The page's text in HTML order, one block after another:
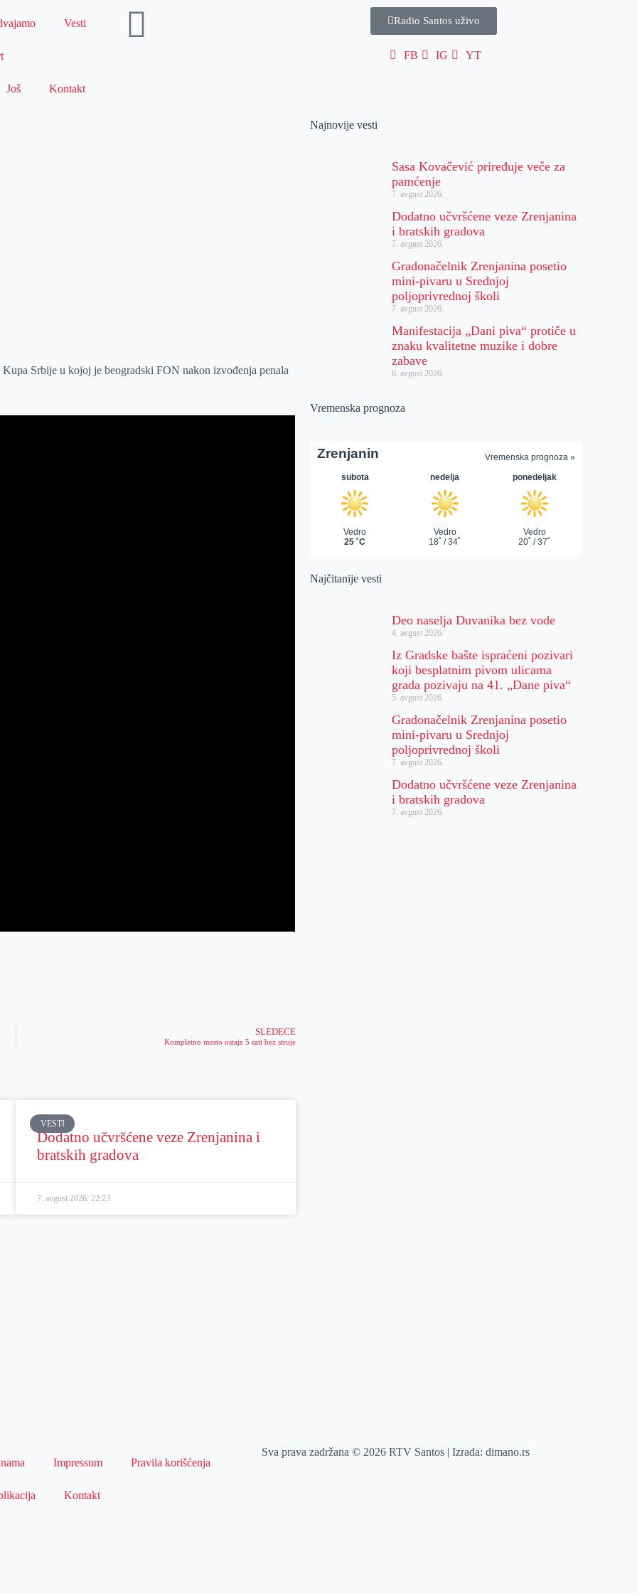
Vesti
Još Kontakt
Radio Santos uživo
FB IG YT
Srbije u kojoj je beogradski FON nakon izvođenja penala
SLEDEĆE
Kompletno mesto ostaje 5 sati bez struje
VESTI
Dodatno učvršćene veze Zrenjanina i
bratskih gradova
7. avgust 2026. 22:23
Najnovije vesti
Sasa Kovačević priređuje veče za
pamćenje
7. avgust 2026.
Dodatno učvršćene veze Zrenjanina
i bratskih gradova
7. avgust 2026.
Gradonačelnik Zrenjanina posetio
mini-pivaru u Srednjoj
poljoprivrednoj školi
7. avgust 2026.
Manifestacija „Dani piva“ protiče u
znaku kvalitetne muzike i dobre
zabave
6. avgust 2026.
Vremenska prognoza
Najčitanije vesti
Deo naselja Duvanika bez vode
4. avgust 2026.
Iz Gradske bašte ispraćeni pozivari
koji besplatnim pivom ulicama
grada pozivaju na 41. „Dane piva“
5. avgust 2026.
Gradonačelnik Zrenjanina posetio
mini-pivaru u Srednjoj
poljoprivrednoj školi
7. avgust 2026.
Dodatno učvršćene veze Zrenjanina
i bratskih gradova
7. avgust 2026.
Impressum Pravila korišćenja
Kontakt
Sva prava zadržana © 2026 RTV Santos | Izrada:dimano.rs